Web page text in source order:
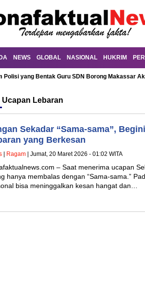
NEWS GLOBAL NASIONAL HUKRIM
Polisi yang Bentak Guru SDN Borong Makassar
Ucapan Lebaran
Sekadar “Sama-sama”,
yang Berkesan
Ragam | Jumat, 20 Maret 2026 - 01:02 WITA
– Saat menerima ucapan
hanya membalas dengan “Sama-sama.”
bisa meninggalkan kesan hangat dan…